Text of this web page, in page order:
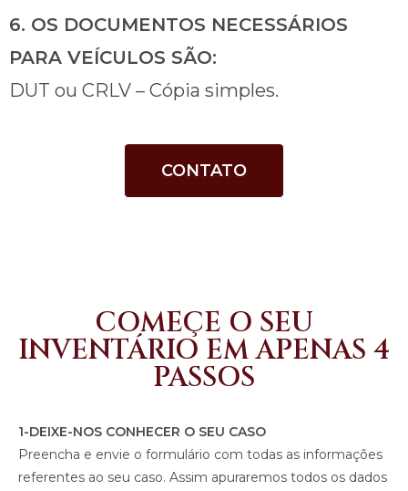
6. OS DOCUMENTOS NECESSÁRIOS
PARA VEÍCULOS SÃO:
DUT ou CRLV – Cópia simples.
CONTATO
COMEÇE O SEU
INVENTÁRIO EM APENAS 4
PASSOS
1-DEIXE-NOS CONHECER O SEU CASO
Preencha e envie o formulário com todas as informações
referentes ao seu caso. Assim apuraremos todos os dados